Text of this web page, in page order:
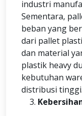
industri
Sementara,
beban yang
dari pallet
dan material
plastik heavy
kebutuhan
distribusi tinggi.